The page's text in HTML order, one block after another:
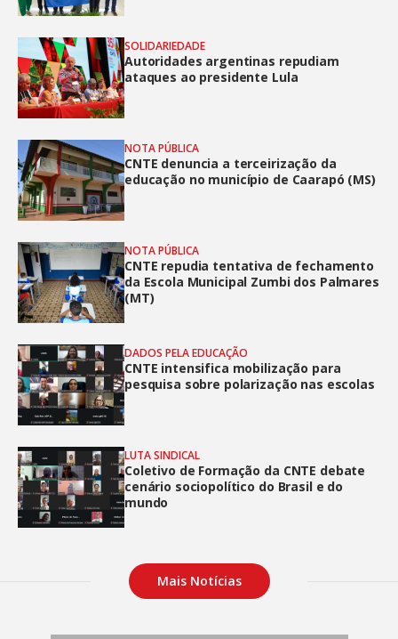
SOLIDARIEDADE
Autoridades argentinas repudiam
ataques ao presidente Lula
NOTA PÚBLICA
CNTE denuncia a terceirização da
educação no município de Caarapó (MS)
NOTA PÚBLICA
CNTE repudia tentativa de fechamento
da Escola Municipal Zumbi dos Palmares
(MT)
DADOS PELA EDUCAÇÃO
CNTE intensifica mobilização para
pesquisa sobre polarização nas escolas
LUTA SINDICAL
Coletivo de Formação da CNTE debate
cenário sociopolítico do Brasil e do
mundo
Mais Notícias